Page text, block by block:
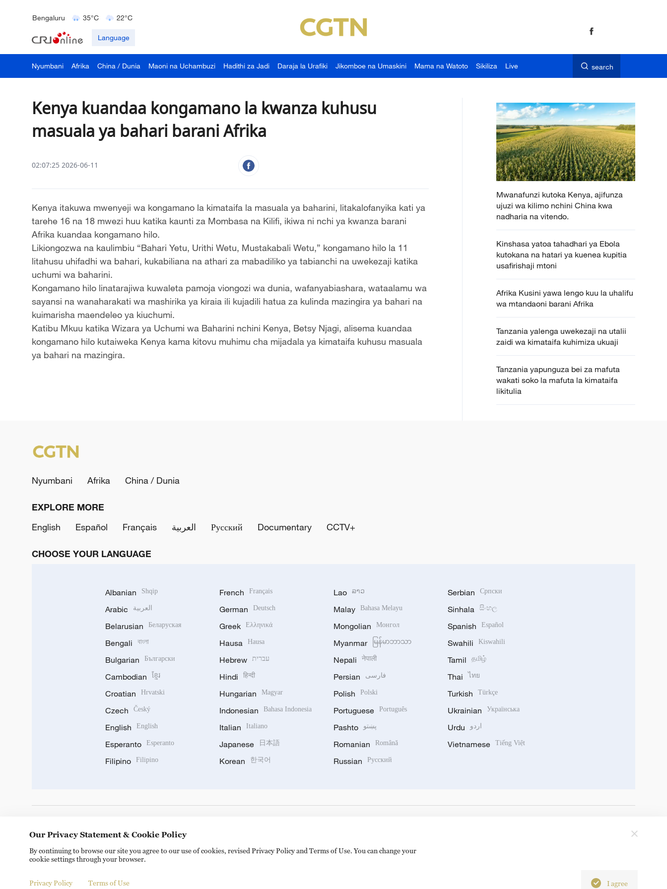
Bengaluru
35°C
22°C
Language
Nyumbani Afrika China / Dunia Maoni na Uchambuzi Hadithi za Jadi Daraja la Urafiki Jikomboe na Umaskini Mama na Watoto Sikiliza Live search
Kenya kuandaa kongamano la kwanza kuhusu
masuala ya bahari barani Afrika
02:07:25 2026-06-11
Kenya itakuwa mwenyeji wa kongamano la kimataifa la masuala ya baharini, litakalofanyika kati ya
tarehe 16 na 18 mwezi huu katika kaunti za Mombasa na Kilifi, ikiwa ni nchi ya kwanza barani
Afrika kuandaa kongamano hilo.
Likiongozwa na kaulimbiu “Bahari Yetu, Urithi Wetu, Mustakabali Wetu,” kongamano hilo la 11
litahusu uhifadhi wa bahari, kukabiliana na athari za mabadiliko ya tabianchi na uwekezaji katika
uchumi wa baharini.
Kongamano hilo linatarajiwa kuwaleta pamoja viongozi wa dunia, wafanyabiashara, wataalamu wa
sayansi na wanaharakati wa mashirika ya kiraia ili kujadili hatua za kulinda mazingira ya bahari na
kuimarisha maendeleo ya kiuchumi.
Katibu Mkuu katika Wizara ya Uchumi wa Baharini nchini Kenya, Betsy Njagi, alisema kuandaa
kongamano hilo kutaiweka Kenya kama kitovu muhimu cha mijadala ya kimataifa kuhusu masuala
ya bahari na mazingira.
Mwanafunzi kutoka Kenya, ajifunza
ujuzi wa kilimo nchini China kwa
nadharia na vitendo.
Kinshasa yatoa tahadhari ya Ebola
kutokana na hatari ya kuenea kupitia
usafirishaji mtoni
Afrika Kusini yawa lengo kuu la uhalifu
wa mtandaoni barani Afrika
Tanzania yalenga uwekezaji na utalii
zaidi wa kimataifa kuhimiza ukuaji
Tanzania yapunguza bei za mafuta
wakati soko la mafuta la kimataifa
likitulia
Nyumbani Afrika China / Dunia
EXPLORE MORE
English
Español Français العربية Русский Documentary CCTV+
CHOOSE YOUR LANGUAGE
Albanian Shqip
Arabic العربية
Belarusian Беларуская
Bengali বাংলা
Bulgarian Български
Cambodian ខ្មែរ
Croatian Hrvatski
Czech Český
English English
Esperanto Esperanto
Filipino Filipino
French Français
German Deutsch
Greek Ελληνικά
Hausa Hausa
Hebrew עברית
Hindi हिन्दी
Hungarian Magyar
Indonesian Bahasa Indonesia
Italian Italiano
Japanese 日本語
Korean 한국어
Lao ລາວ
Malay Bahasa Melayu
Mongolian Монгол
Myanmar မြန်မာဘာသာ
Nepali नेपाली
Persian فارسی
Polish Polski
Portuguese Português
Pashto پښتو
Romanian Română
Russian Русский
Serbian Српски
Sinhala සිංහල
Spanish Español
Swahili Kiswahili
Tamil தமிழ்
Thai ไทย
Turkish Türkçe
Ukrainian Українська
Urdu اردو
Vietnamese Tiếng Việt
© China Radio International.CRI. All Rights Reserved. 16A Shijingshan Road, Beijing, China. 100040
Our Privacy Statement & Cookie Policy
By continuing to browse our site you agree to our use of cookies, revised Privacy Policy and Terms of Use. You can change your
cookie settings through your browser.
Privacy Policy Terms of Use I agree